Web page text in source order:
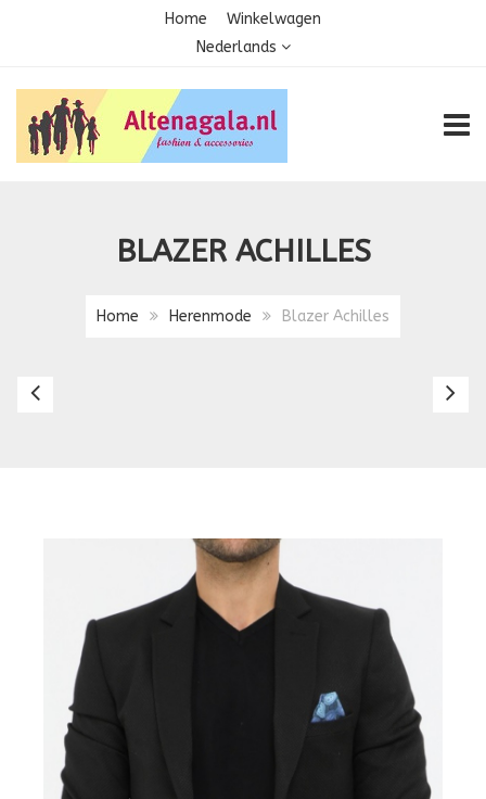
Home
Winkelwagen
Nederlands
BLAZER ACHILLES
Home Herenmode Blazer Achilles
Blazer